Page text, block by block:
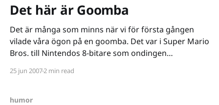
Greppet är inte nytt. Både Xbox Live
Det här är Goomba
Det är många som minns när vi för första gången
vilade våra ögon på en goomba. Det var i Super Mario
Bros. till Nintendos 8-bitare som ondingen
gående emot oss med en oskuldsfull uppsyn och var
25 jun 20072 min read
humor